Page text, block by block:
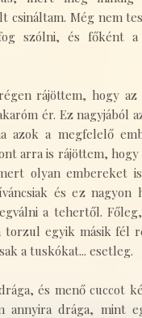
csináltam. Még nem
szólni, és főként a
rájöttem, hogy az
ér. Ez nagyjából
azok a megfelelő
arra is rájöttem,
olyan embereket
és ez nagyon
a tehertől.
torzul egyik másik fél
a tuskókat... esetleg.
és menő cuccot
annyira drága, mint